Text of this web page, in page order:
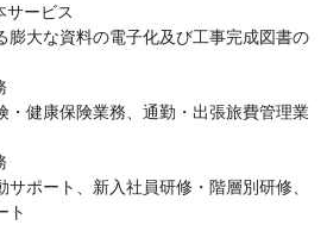
サービス
膨大な資料の電子化及び工事完成図書の
・健康保険業務、通勤・出張旅費管理業
ポート、新入社員研修・階層別研修、
ト